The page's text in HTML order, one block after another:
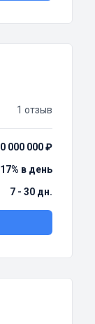
1 отзыв
000 000 ₽
в день
7 - 30 дн.